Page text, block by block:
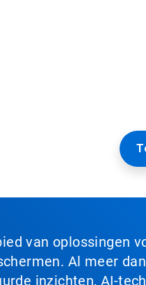
van oplossingen
Al meer
inzichten, AI-